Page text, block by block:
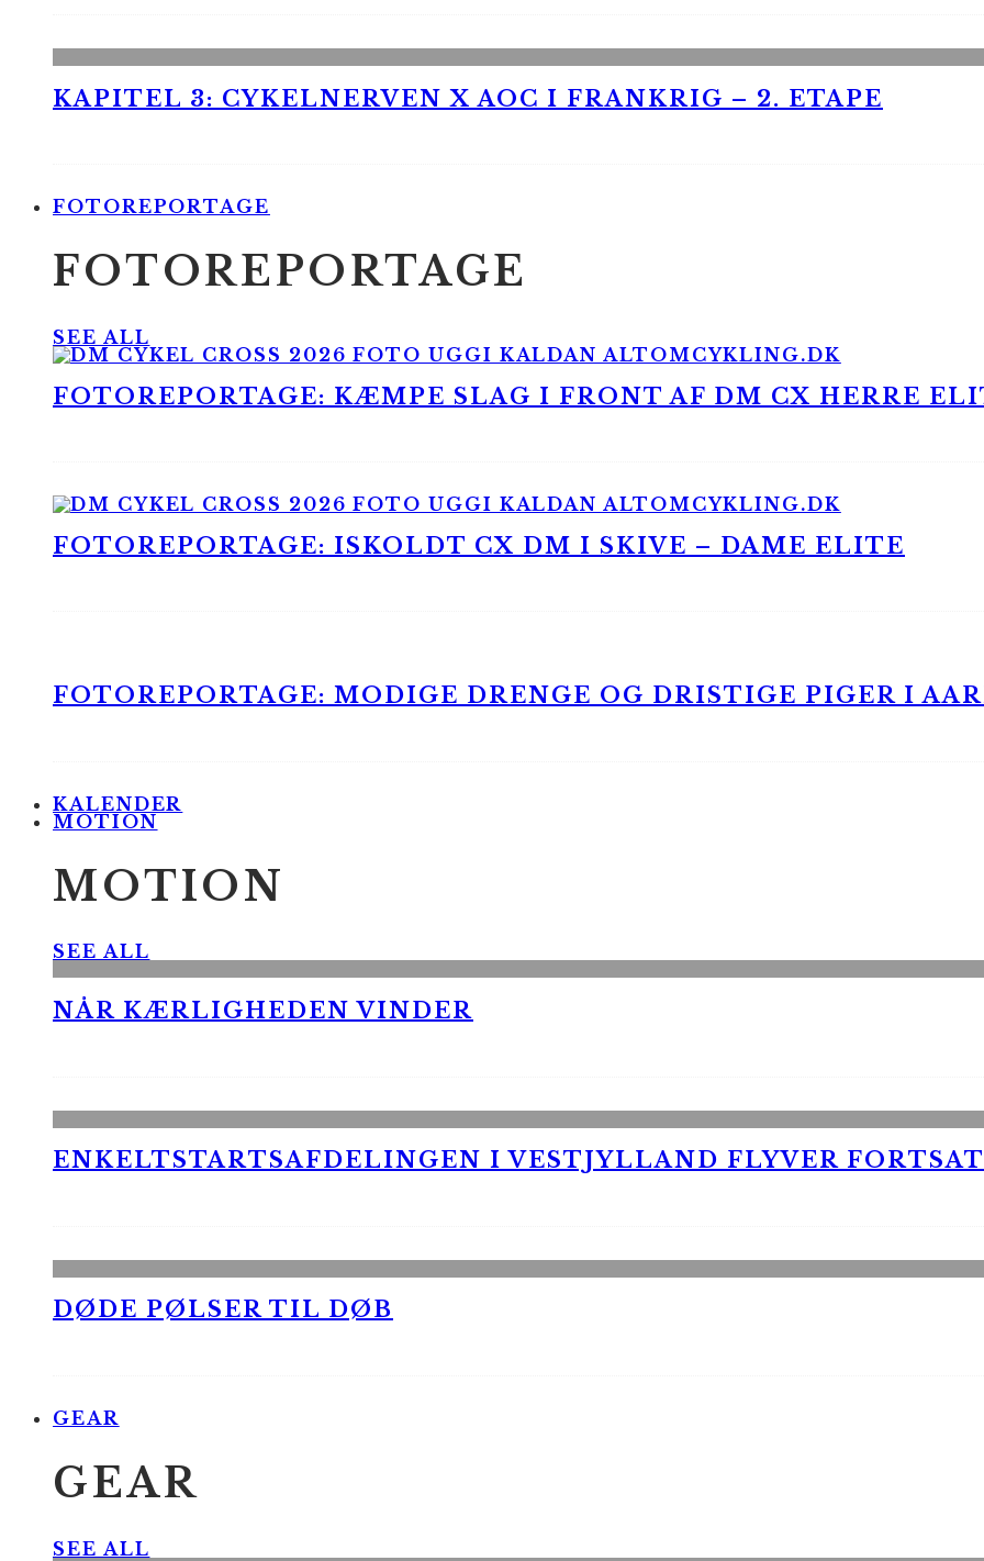
KAPITEL 3: CYKELNERVEN X AOC I FRANKRIG – 2. ETAPE
FOTOREPORTAGE
FOTOREPORTAGE
SEE ALL
FOTOREPORTAGE: KÆMPE SLAG I FRONT AF DM CX HERRE
FOTOREPORTAGE: ISKOLDT CX DM I SKIVE – DAME ELITE
FOTOREPORTAGE: MODIGE DRENGE OG DRISTIGE PIGER I
KALENDER
MOTION
MOTION
SEE ALL
NÅR KÆRLIGHEDEN VINDER
ENKELTSTARTSAFDELINGEN I VESTJYLLAND FLYVER
DØDE PØLSER TIL DØB
GEAR
GEAR
SEE ALL